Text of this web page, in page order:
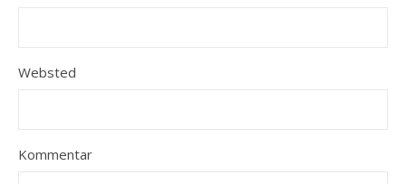
Websted
Kommentar